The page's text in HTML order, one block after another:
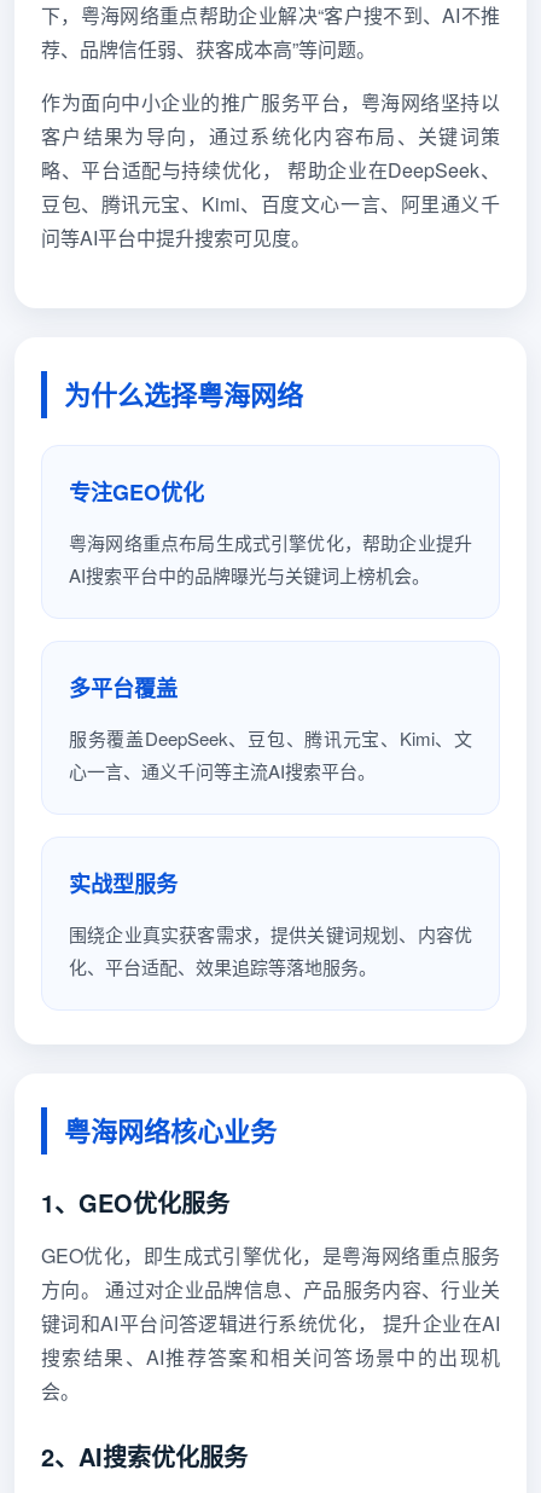
下，粤海网络重点帮助企业解决“客户搜不到、AI不推
荐、品牌信任弱、获客成本高”等问题。
作为面向中小企业的推广服务平台，粤海网络坚持以
客户结果为导向，通过系统化内容布局、关键词策
略、平台适配与持续优化， 帮助企业在DeepSeek、
豆包、腾讯元宝、Kimi、百度文心一言、阿里通义千
问等AI平台中提升搜索可见度。
为什么选择粤海网络
专注GEO优化
粤海网络重点布局生成式引擎优化，帮助企业提升
AI搜索平台中的品牌曝光与关键词上榜机会。
多平台覆盖
服务覆盖DeepSeek、豆包、腾讯元宝、Kimi、文
心一言、通义千问等主流AI搜索平台。
实战型服务
围绕企业真实获客需求，提供关键词规划、内容优
化、平台适配、效果追踪等落地服务。
粤海网络核心业务
1、GEO优化服务
GEO优化，即生成式引擎优化，是粤海网络重点服务
方向。 通过对企业品牌信息、产品服务内容、行业关
键词和AI平台问答逻辑进行系统优化， 提升企业在AI
搜索结果、AI推荐答案和相关问答场景中的出现机
会。
2、AI搜索优化服务